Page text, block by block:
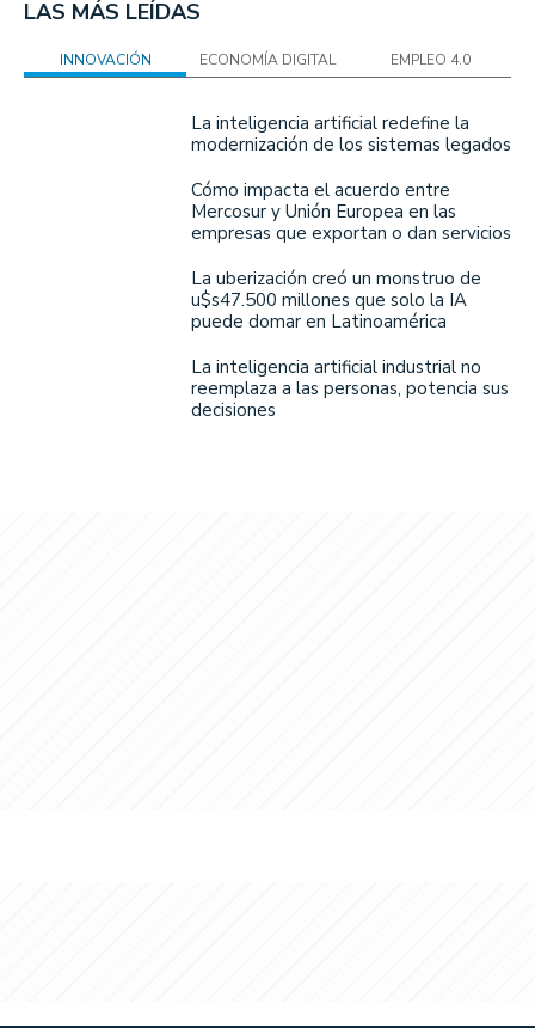
LAS MÁS LEÍDAS
INNOVACIÓN ECONOMÍA DIGITAL EMPLEO 4.0
La inteligencia artificial redefine la
modernización de los sistemas legados
Cómo impacta el acuerdo entre
Mercosur y Unión Europea en las
empresas que exportan o dan servicios
La uberización creó un monstruo de
u$s47.500 millones que solo la IA
puede domar en Latinoamérica
La inteligencia artificial industrial no
reemplaza a las personas, potencia sus
decisiones